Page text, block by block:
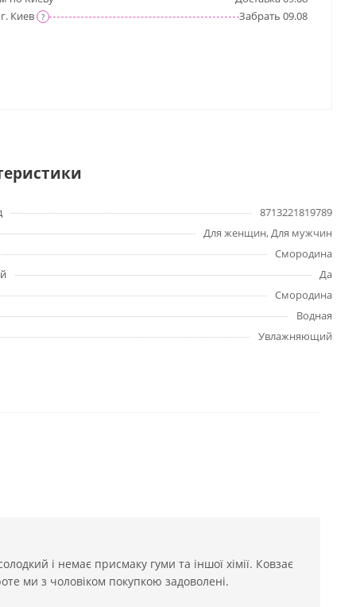
Киев
? Забрать 09.08
8713221819789
Для женщин, Для мужчин
Смородина
Да
Смородина
Водная
Увлажняющий
і немає присмаку гуми та іншої хімії. Ковзає
ми з чоловіком покупкою задоволені.